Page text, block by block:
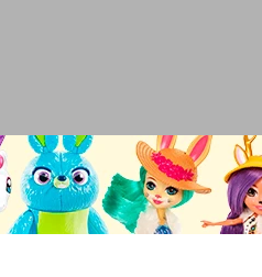
El florero de mimbre
espacio. Con una altura de
diversas decoraciones,